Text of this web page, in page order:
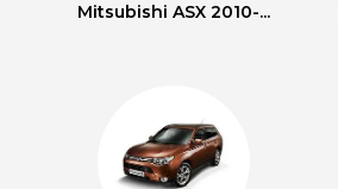
Mitsubishi ASX 2010-...